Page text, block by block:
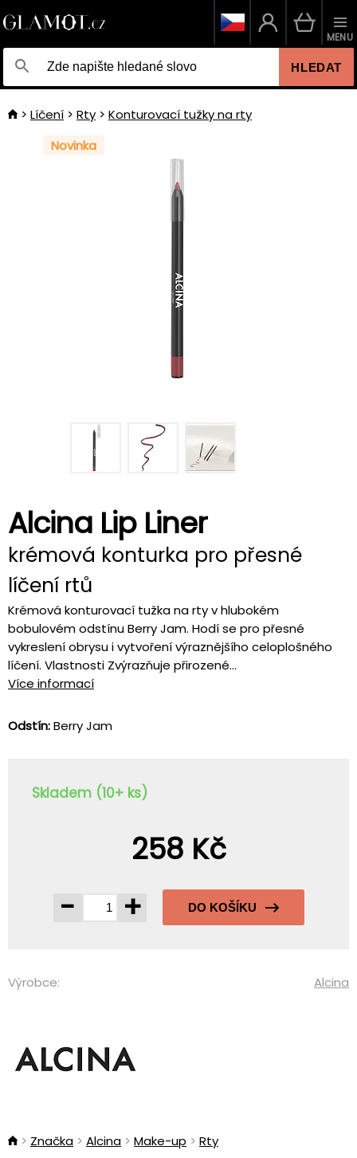
HLEDAT
MENU
Líčení Rty
Konturovací tužky na rty
Novinka
Alcina Lip Liner
krémová konturka pro přesné
líčení rtů
Krémová konturovací tužka na rty v hlubokém
bobulovém odstínu Berry Jam. Hodí se pro přesné
vykreslení obrysu i vytvoření výraznějšího celoplošného
líčení. Vlastnosti Zvýrazňuje přirozené...
Více informací
Odstín:Berry Jam
Skladem (10+ ks)
258 Kč
-
+ DO KOŠÍKU
Výrobce: Alcina
Značka Alcina Make-up Rty